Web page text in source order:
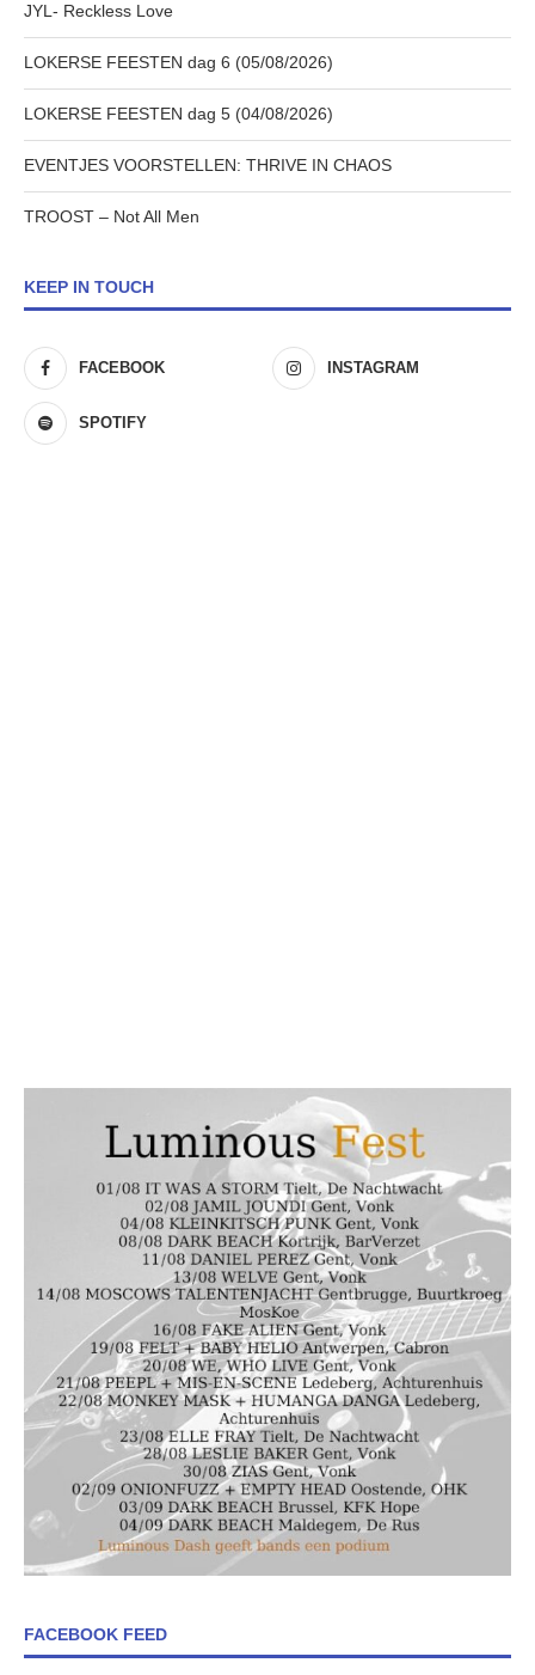
JYL- Reckless Love
LOKERSE FEESTEN dag 6 (05/08/2026)
LOKERSE FEESTEN dag 5 (04/08/2026)
EVENTJES VOORSTELLEN: THRIVE IN CHAOS
TROOST – Not All Men
KEEP IN TOUCH
FACEBOOK INSTAGRAM
SPOTIFY
FACEBOOK FEED